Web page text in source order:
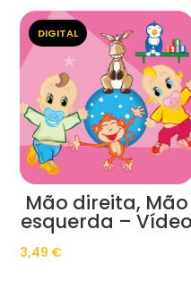
DIGITAL
Mão direita, Mão
esquerda – Vídeo
3,49 €